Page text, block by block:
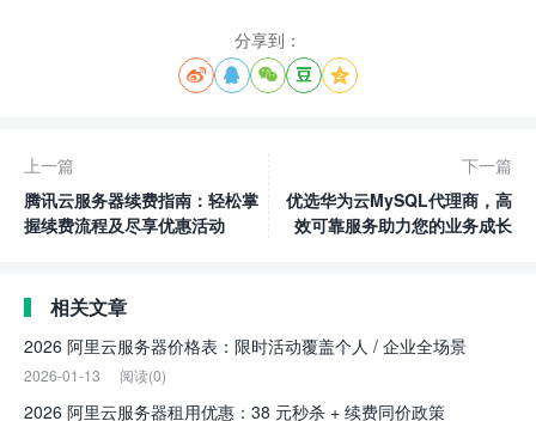
分享到：
    
上一篇
腾讯云服务器续费指南：轻松掌
握续费流程及尽享优惠活动
下一篇
优选华为云MySQL代理商，高
效可靠服务助力您的业务成长
相关文章
2026 阿里云服务器价格表：限时活动覆盖个人 / 企业全场景
2026-01-13 阅读(0)
2026 阿里云服务器租用优惠：38 元秒杀 + 续费同价政策